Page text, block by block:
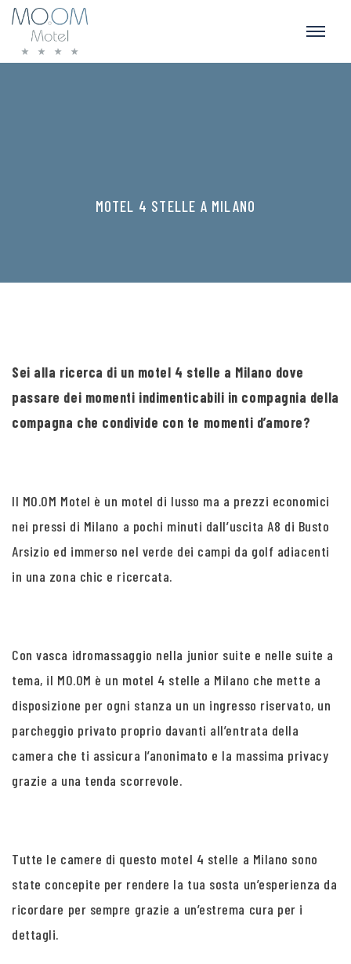
MOTEL 4 STELLE A MILANO
Sei alla ricerca di un motel 4 stelle a Milano dove
passare dei momenti indimenticabili in compagnia della
compagna che condivide con te momenti d’amore?
Il MO.OM Motel è un motel di lusso ma a prezzi economici
nei pressi di Milano a pochi minuti dall’uscita A8 di Busto
Arsizio ed immerso nel verde dei campi da golf adiacenti
in una zona chic e ricercata.
Con vasca idromassaggio nella junior suite e nelle suite a
tema, il MO.OM è un motel 4 stelle a Milano che mette a
disposizione per ogni stanza un un ingresso riservato, un
parcheggio privato proprio davanti all’entrata della
camera che ti assicura l’anonimato e la massima privacy
grazie a una tenda scorrevole.
Tutte le camere di questo motel 4 stelle a Milano sono
state concepite per rendere la tua sosta un’esperienza da
ricordare per sempre grazie a un’estrema cura per i
dettagli.